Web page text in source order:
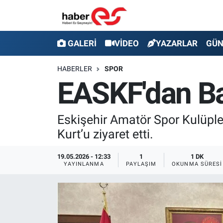
GALERİ VİDEO YAZARLAR
HABERLER SPOR
EASKF'dan
Eskişehir Amatör Spor
Kurt’u ziyaret etti.
19.05.2026 - 12:33
YAYINLANMA
1
PAYLAŞIM
1 DK
OKUNMA SÜRESI
YAZARLAR
GÜNDEM
SİYASET
TEKNOLOJİ
Eskişehir Nöbetçi Eczaneler
Eskişehir Trafik Yoğunluk Haritası
Süper Lig Puan Durumu ve Fikstür
Tüm Manşetler
Son Dakika Haberleri